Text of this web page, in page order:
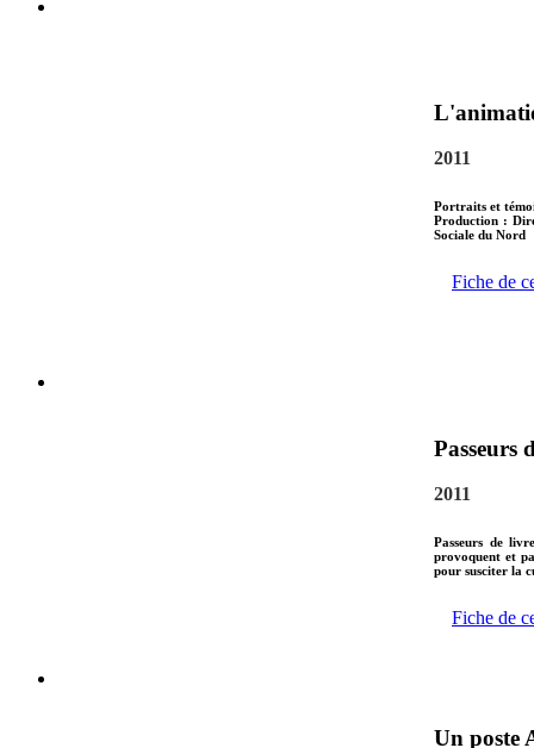
2011
Portraits et
Production :
Sociale du Nord
Fiche de
Passeurs
2011
Passeurs de
provoquent et
pour susciter la
Fiche de
Un poste